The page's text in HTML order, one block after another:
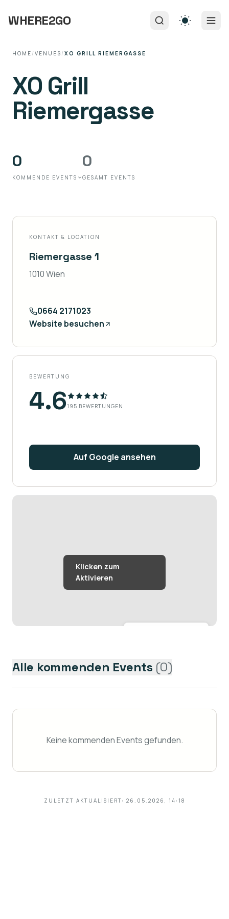
WHERE2GO
HOME / VENUES / XO GRILL RIEMERGASSE
XO Grill
Riemergasse
0
KOMMENDE EVENTS
0
GESAMT EVENTS
KONTAKT & LOCATION
Riemergasse 1
1010 Wien
0664 2171023
Website besuchen
BEWERTUNG
4.6195 BEWERTUNGEN
Auf Google ansehen
Alle kommenden Events (0)
Keine kommenden Events gefunden.
ZULETZT AKTUALISIERT: 26.05.2026, 14:18